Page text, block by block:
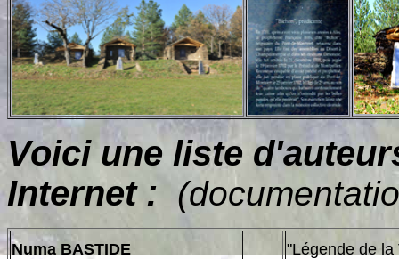
Voici une liste
Internet :
Numa BASTIDE "Légende de